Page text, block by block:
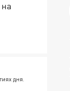
дня.